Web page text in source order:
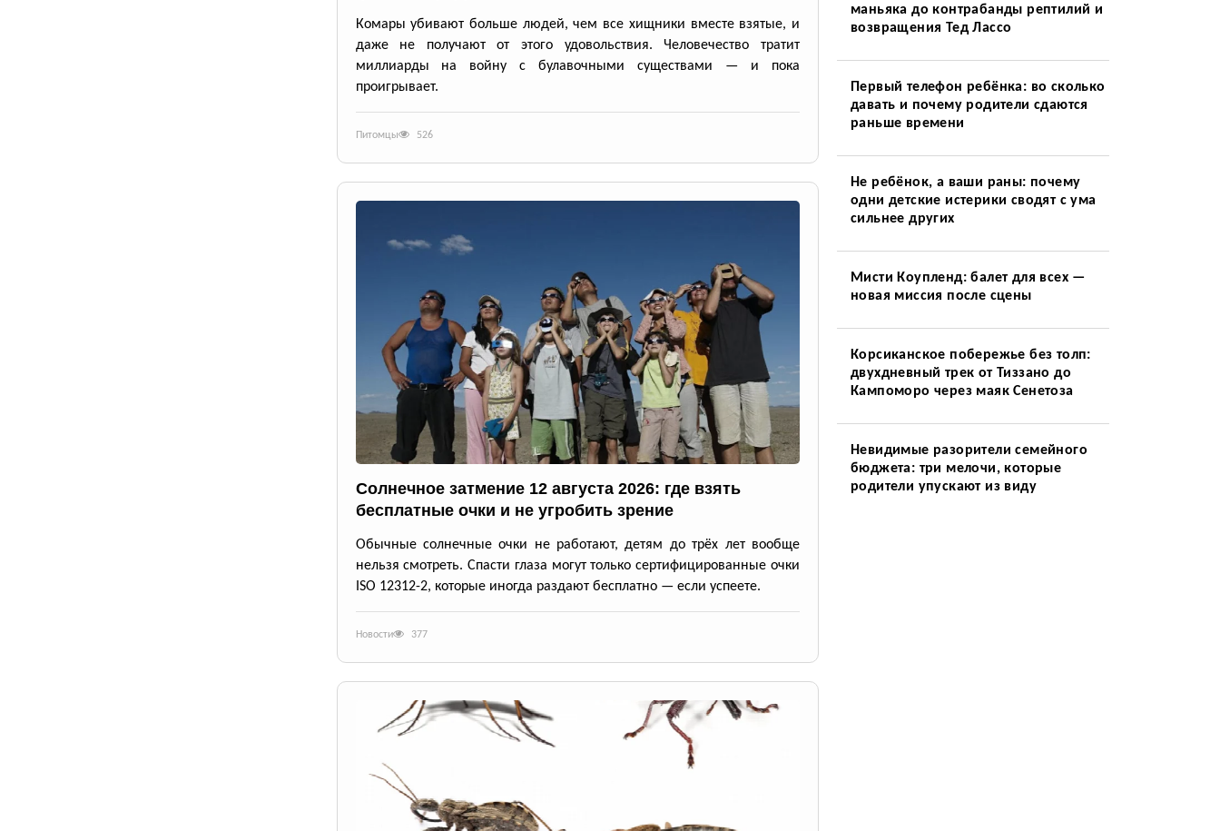
Комары убивают больше людей, чем все хищники вместе взятые, и
даже не получают от этого удовольствия. Человечество тратит
миллиарды на войну с булавочными существами — и пока
проигрывает.
Питомцы 526
Солнечное затмение 12 августа 2026: где взять
бесплатные очки и не угробить зрение
Обычные солнечные очки не работают, детям до трёх лет вообще
нельзя смотреть. Спасти глаза могут только сертифицированные очки
ISO 12312-2, которые иногда раздают бесплатно — если успеете.
Новости 377
маньяка до контрабанды рептилий и
возвращения Тед Лассо
Первый телефон ребёнка: во сколько
давать и почему родители сдаются
раньше времени
Не ребёнок, а ваши раны: почему
одни детские истерики сводят с ума
сильнее других
Мисти Коупленд: балет для всех —
новая миссия после сцены
Корсиканское побережье без толп:
двухдневный трек от Тиззано до
Кампоморо через маяк Сенетоза
Невидимые разорители семейного
бюджета: три мелочи, которые
родители упускают из виду